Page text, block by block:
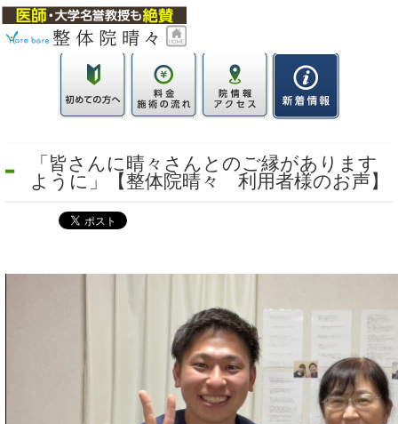
「皆さんに晴々さんとのご縁があります
ように」【整体院晴々 利用者様のお声】